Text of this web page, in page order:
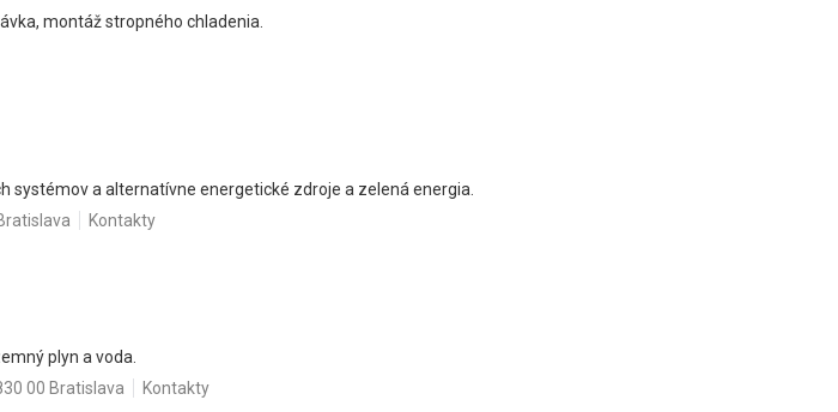
montáž stropného chladenia.
systémov a alternatívne energetické zdroje a zelená energia.
Kontakty
plyn a voda.
00 Bratislava Kontakty